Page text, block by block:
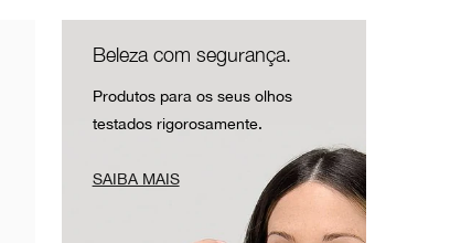
Beleza com segurança.
Produtos para os seus olhos
testados rigorosamente.
SAIBA MAIS